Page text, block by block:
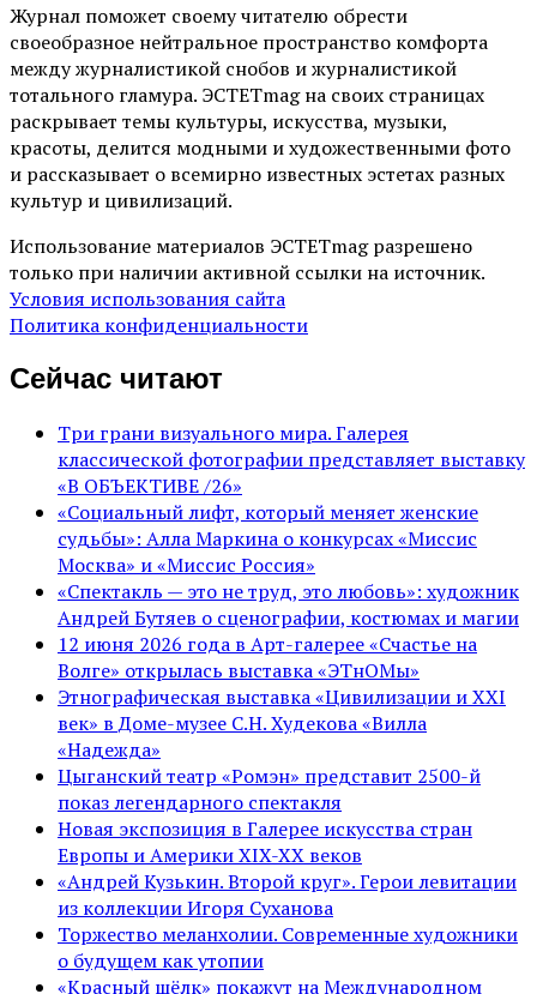
Журнал поможет своему читателю обрести
своеобразное нейтральное пространство комфорта
между журналистикой снобов и журналистикой
тотального гламура. ЭСТЕТmag на своих страницах
раскрывает темы культуры, искусства, музыки,
красоты, делится модными и художественными фото
и рассказывает о всемирно известных эстетах разных
культур и цивилизаций.
Использование материалов ЭСТЕТmag разрешено
только при наличии активной ссылки на источник.
Условия использования сайта
Политика конфиденциальности
Сейчас читают
Три грани визуального мира. Галерея
классической фотографии представляет выставку
«В ОБЪЕКТИВЕ /26»
«Социальный лифт, который меняет женские
судьбы»: Алла Маркина о конкурсах «Миссис
Москва» и «Миссис Россия»
«Спектакль — это не труд, это любовь»: художник
Андрей Бутяев о сценографии, костюмах и магии
12 июня 2026 года в Арт-галерее «Счастье на
Волге» открылась выставка «ЭТнОМы»
Этнографическая выставка «Цивилизации и ХХI
век» в Доме-музее С.Н. Худекова «Вилла
«Надежда»
Цыганский театр «Ромэн» представит 2500-й
показ легендарного спектакля
Новая экспозиция в Галерее искусства стран
Европы и Америки XIX-XX веков
«Андрей Кузькин. Второй круг». Герои левитации
из коллекции Игоря Суханова
Торжество меланхолии. Современные художники
о будущем как утопии
«Красный шёлк» покажут на Международном